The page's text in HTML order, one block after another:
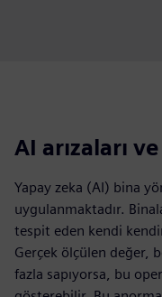
AI arızaları
Yapay zeka (AI) bina
uygulanmaktadır.
tespit eden kendi
Gerçek ölçülen değer,
fazla sapıyorsa, bu